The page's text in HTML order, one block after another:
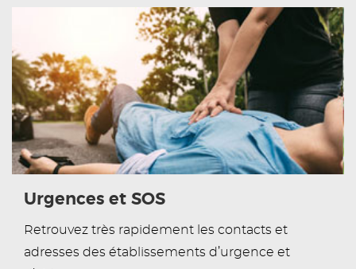
Urgences et SOS
Retrouvez très rapidement les contacts et
adresses des établissements d’urgence et